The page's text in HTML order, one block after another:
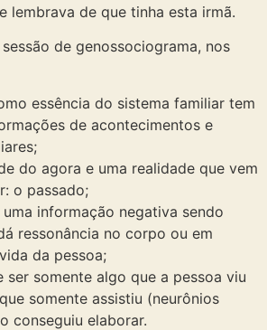
lembrava de que tinha esta irmã.
de genossociograma, nos
essência do sistema familiar tem
de acontecimentos e
do agora e uma realidade que vem
o passado;
informação negativa sendo
ressonância no corpo ou em
da pessoa;
ser somente algo que a pessoa viu
somente assistiu (neurônios
conseguiu elaborar.